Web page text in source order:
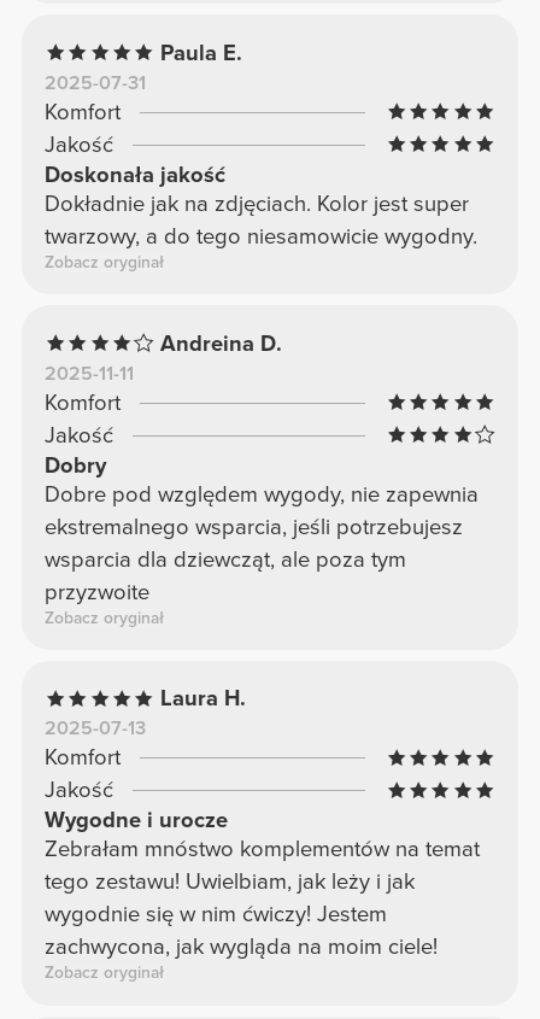
Paula E.
2025-07-31
Komfort
Jakość
Doskonała jakość
Dokładnie jak na zdjęciach. Kolor jest super
twarzowy, a do tego niesamowicie wygodny.
Zobacz oryginał
Andreina D.
2025-11-11
Komfort
Jakość
Dobry
Dobre pod względem wygody, nie zapewnia
ekstremalnego wsparcia, jeśli potrzebujesz
wsparcia dla dziewcząt, ale poza tym
przyzwoite
Zobacz oryginał
Laura H.
2025-07-13
Komfort
Jakość
Wygodne i urocze
Zebrałam mnóstwo komplementów na temat
tego zestawu! Uwielbiam, jak leży i jak
wygodnie się w nim ćwiczy! Jestem
zachwycona, jak wygląda na moim ciele!
Zobacz oryginał